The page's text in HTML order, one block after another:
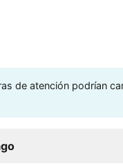
de atención podrían